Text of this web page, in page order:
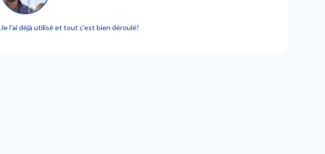
Je l'ai déjà utilisé et tout c'est bien déroulé!